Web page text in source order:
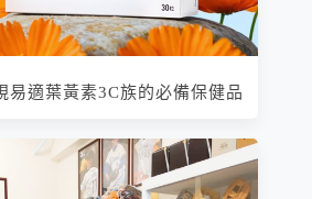
易適葉黃素3C族的必備保健品